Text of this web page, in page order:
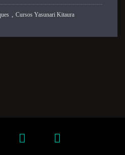
, Cursos Yasunari Kitaura